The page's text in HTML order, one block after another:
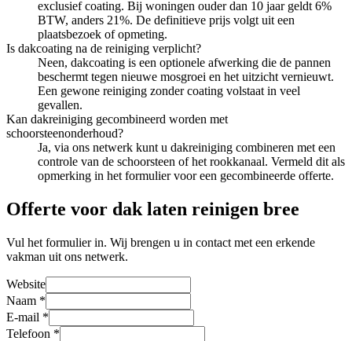
exclusief coating. Bij woningen ouder dan 10 jaar geldt 6%
BTW, anders 21%. De definitieve prijs volgt uit een
plaatsbezoek of opmeting.
Is dakcoating na de reiniging verplicht?
Neen, dakcoating is een optionele afwerking die de pannen
beschermt tegen nieuwe mosgroei en het uitzicht vernieuwt.
Een gewone reiniging zonder coating volstaat in veel
gevallen.
Kan dakreiniging gecombineerd worden met
schoorsteenonderhoud?
Ja, via ons netwerk kunt u dakreiniging combineren met een
controle van de schoorsteen of het rookkanaal. Vermeld dit als
opmerking in het formulier voor een gecombineerde offerte.
Offerte voor dak laten reinigen bree
Vul het formulier in. Wij brengen u in contact met een erkende
vakman uit ons netwerk.
Website
Naam *
E-mail *
Telefoon *